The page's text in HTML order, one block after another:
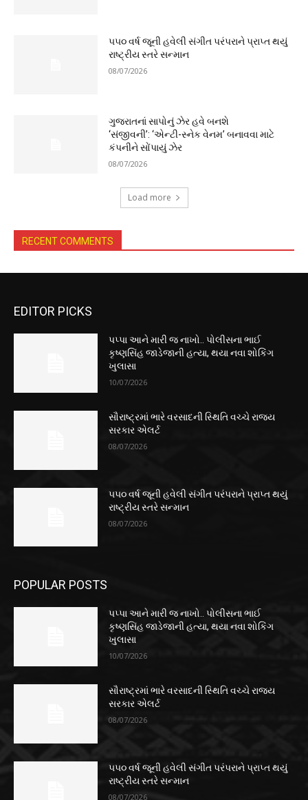
૫૫૦ વર્ષ જૂની હવેલી સંગીત પરંપરાને પ્રાપ્ત થયું
રાષ્ટ્રીય સ્તરે સન્માન
08/07/2026
ગુજરાતનાં સાપોનું ઝેર હવે બનશે
‘સંજીવની’: ‘એન્ટી-સ્નેક વેનમ’ બનાવવા માટે
કંપનીને સોંપાયું ઝેર
08/07/2026
Load more
RECENT COMMENTS
EDITOR PICKS
પપ્પા આને મારી જ નાખો.. પોલીસના ભાઈ
કૃષ્ણસિંહ જાડેજાની હત્યા, થયા નવા શોકિંગ
ખુલાસા
10/07/2026
સૌરાષ્ટ્રમાં ભારે વરસાદની સ્થિતિ વચ્ચે રાજ્ય
સરકાર એલર્ટ
08/07/2026
૫૫૦ વર્ષ જૂની હવેલી સંગીત પરંપરાને પ્રાપ્ત થયું
રાષ્ટ્રીય સ્તરે સન્માન
08/07/2026
POPULAR POSTS
પપ્પા આને મારી જ નાખો.. પોલીસના ભાઈ
કૃષ્ણસિંહ જાડેજાની હત્યા, થયા નવા શોકિંગ
ખુલાસા
10/07/2026
સૌરાષ્ટ્રમાં ભારે વરસાદની સ્થિતિ વચ્ચે રાજ્ય
સરકાર એલર્ટ
08/07/2026
૫૫૦ વર્ષ જૂની હવેલી સંગીત પરંપરાને પ્રાપ્ત થયું
રાષ્ટ્રીય સ્તરે સન્માન
08/07/2026